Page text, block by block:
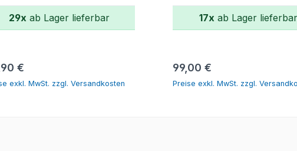
29x ab Lager lieferbar
Preis:
€
exkl. MwSt. zzgl. Versandkosten
17x ab Lager lieferbar
Regulärer Preis:
99,00 €
Preise exkl. MwSt. zzgl.